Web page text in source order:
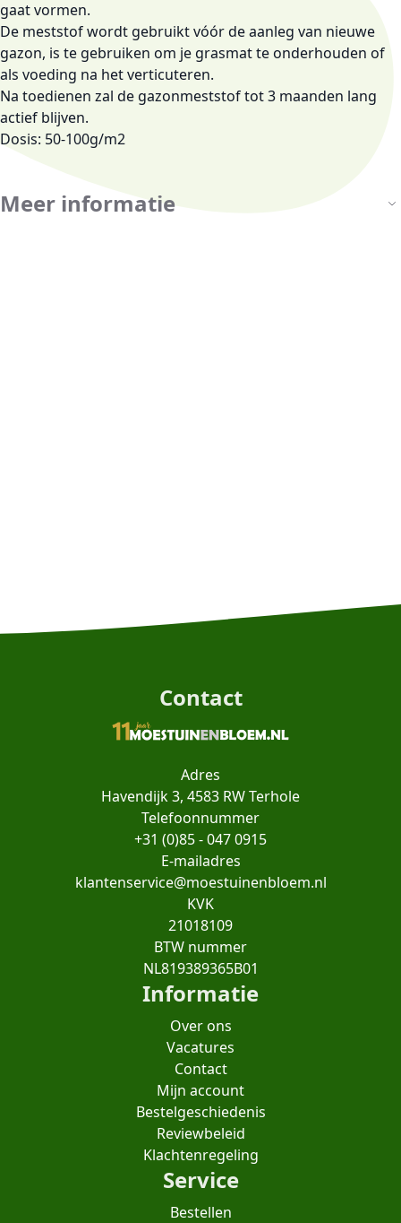
gaat vormen.
De meststof wordt gebruikt vóór deaanleg van nieuwe
gazon, is te gebruiken om je grasmat teonderhouden of
als voeding na hetverticuteren.
Na toedienen zal de gazonmeststof tot3 maanden lang
actief blijven.
Dosis: 50-100g/m2
Meer informatie
Contact
Adres
Havendijk 3, 4583 RW Terhole
Telefoonnummer
+31 (0)85 - 047 0915
E-mailadres
klantenservice@moestuinenbloem.nl
KVK
21018109
BTW nummer
NL819389365B01
Informatie
Over ons
Vacatures
Contact
Mijn account
Bestelgeschiedenis
Reviewbeleid
Klachtenregeling
Service
Bestellen